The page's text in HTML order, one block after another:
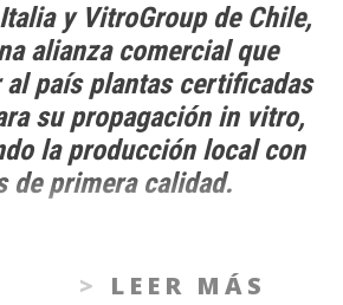
y VitroGroup de Chile,
alianza comercial que
país plantas certificadas
su propagación in vitro,
la producción local con
de primera calidad.
LEER MÁS